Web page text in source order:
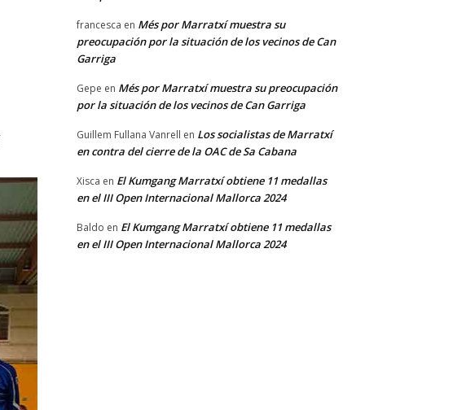
francesca en Més por Marratxí muestra su
preocupación por la situación de los vecinos de Can
Garriga
Gepe en Més por Marratxí muestra su preocupación
por la situación de los vecinos de Can Garriga
Guillem Fullana Vanrell en Los socialistas de Marratxí
en contra del cierre de la OAC de Sa Cabana
Xisca en El Kumgang Marratxí obtiene 11 medallas
en el III Open Internacional Mallorca 2024
Baldo en El Kumgang Marratxí obtiene 11 medallas
en el III Open Internacional Mallorca 2024